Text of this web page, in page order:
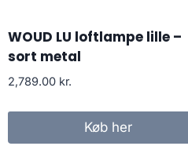
WOUD LU loftlampe lille –
sort metal
2,789.00 kr.
Køb her